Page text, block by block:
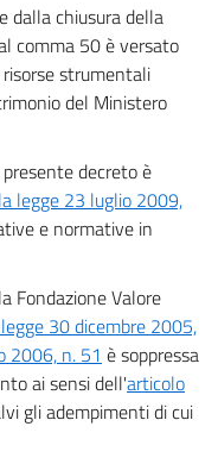
chiusura della
comma 50 è versato
strumentali
del Ministero
decreto è
legge 23 luglio 2009,
e normative in
Fondazione Valore
30 dicembre 2005,
2006, n. 51 è soppressa
ai sensi dell'articolo
gli adempimenti di cui